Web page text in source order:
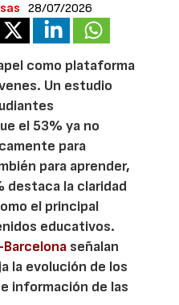
28/07/2026
como plataforma
Un estudio
el 53% ya no
para
para aprender,
destaca la claridad
el principal
educativos.
señalan
la evolución de los
información de las